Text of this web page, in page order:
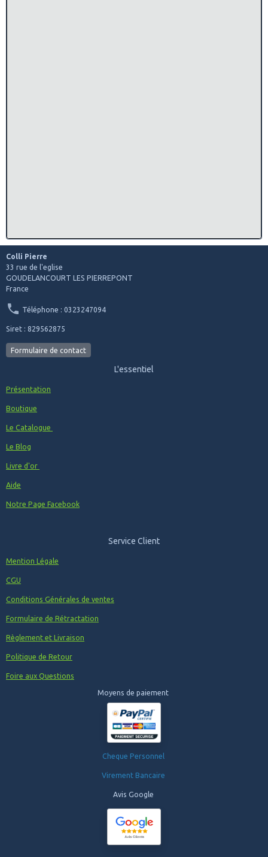
Colli Pierre
33 rue de l'eglise
GOUDELANCOURT LES PIERREPONT
France
Téléphone : 0323247094
Siret : 829562875
Formulaire de contact
L'essentiel
Présentation
Boutique
Le Catalogue
Le Blog
Livre d'or
Aide
Notre Page Facebook
Service Client
Mention Légale
CGU
Conditions Générales de ventes
Formulaire de Rétractation
Règlement et Livraison
Politique de Retour
Foire aux Questions
Moyens de paiement
Cheque Personnel
Virement Bancaire
Avis Google